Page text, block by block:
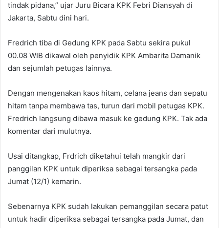
tindak pidana,” ujar Juru Bicara KPK Febri Diansyah di
Jakarta, Sabtu dini hari.
Fredrich tiba di Gedung KPK pada Sabtu sekira pukul
00.08 WIB dikawal oleh penyidik KPK Ambarita Damanik
dan sejumlah petugas lainnya.
Dengan mengenakan kaos hitam, celana jeans dan sepatu
hitam tanpa membawa tas, turun dari mobil petugas KPK.
Fredrich langsung dibawa masuk ke gedung KPK. Tak ada
komentar dari mulutnya.
Usai ditangkap, Frdrich diketahui telah mangkir dari
panggilan KPK untuk diperiksa sebagai tersangka pada
Jumat (12/1) kemarin.
Sebenarnya KPK sudah lakukan pemanggilan secara patut
untuk hadir diperiksa sebagai tersangka pada Jumat, dan